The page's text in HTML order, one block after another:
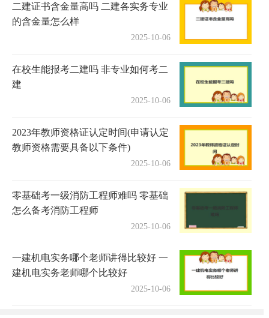
二建证书含金量高吗 二建各实务专业
的含金量怎么样
2025-10-06
在校生能报考二建吗 非专业如何考二
建
2025-10-06
2023年教师资格证认定时间(申请认定
教师资格需要具备以下条件)
2025-10-06
零基础考一级消防工程师难吗 零基础
怎么备考消防工程师
2025-10-06
一建机电实务哪个老师讲得比较好 一
建机电实务老师哪个比较好
2025-10-06